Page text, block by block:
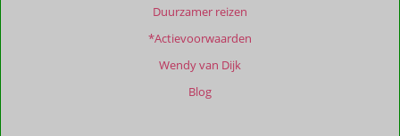
Duurzamer reizen
*Actievoorwaarden
Wendy van Dijk
Blog